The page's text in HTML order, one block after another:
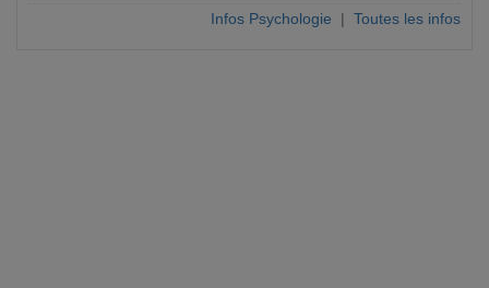
Infos Psychologie | Toutes les infos